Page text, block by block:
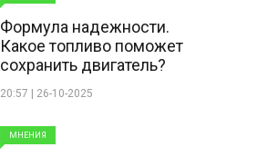
Формула надежности.
Какое топливо поможет
сохранить двигатель?
20:57 | 26-10-2025
МНЕНИЯ